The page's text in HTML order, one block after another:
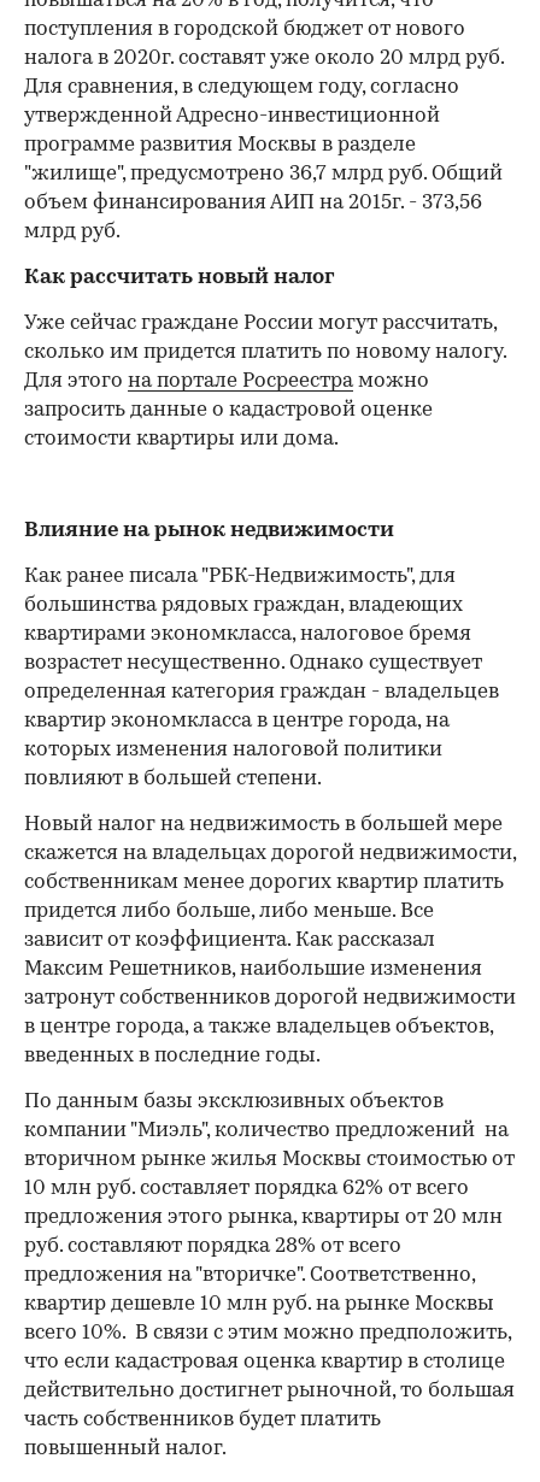
поступления в городской бюджет от нового
налога в 2020г. составят уже около 20 млрд руб.
Для сравнения, в следующем году, согласно
утвержденной Адресно-инвестиционной
программе развития Москвы в разделе
"жилище", предусмотрено 36,7 млрд руб. Общий
объем финансирования АИП на 2015г. - 373,56
млрд руб.
Как рассчитать новый налог
Уже сейчас граждане России могут рассчитать,
сколько им придется платить по новому налогу.
Для этого на портале Росреестраможно
запросить данные о кадастровой оценке
стоимости квартиры или дома.
Влияние на рынок недвижимости
Как ранее писала "РБК-Недвижимость", для
большинства рядовых граждан, владеющих
квартирами экономкласса, налоговое бремя
возрастет несущественно. Однако существует
определенная категория граждан - владельцев
квартир экономкласса в центре города, на
которых изменения налоговой политики
повлияют в большей степени.
Новый налог на недвижимость в большей мере
скажется на владельцах дорогой недвижимости,
собственникам менее дорогих квартир платить
придется либо больше, либо меньше. Все
зависит от коэффициента. Как рассказал
Максим Решетников, наибольшие изменения
затронут собственников дорогой недвижимости
в центре города, а также владельцев объектов,
введенных в последние годы.
По данным базы эксклюзивных объектов
компании "Миэль", количество предложений на
вторичном рынке жилья Москвы стоимостью от
10 млн руб. составляет порядка 62% от всего
предложения этого рынка, квартиры от 20 млн
руб. составляют порядка 28% от всего
предложения на "вторичке". Соответственно,
квартир дешевле 10 млн руб. на рынке Москвы
всего 10%. В связи с этим можно предположить,
что если кадастровая оценка квартир в столице
действительно достигнет рыночной, то большая
часть собственников будет платить
повышенный налог.